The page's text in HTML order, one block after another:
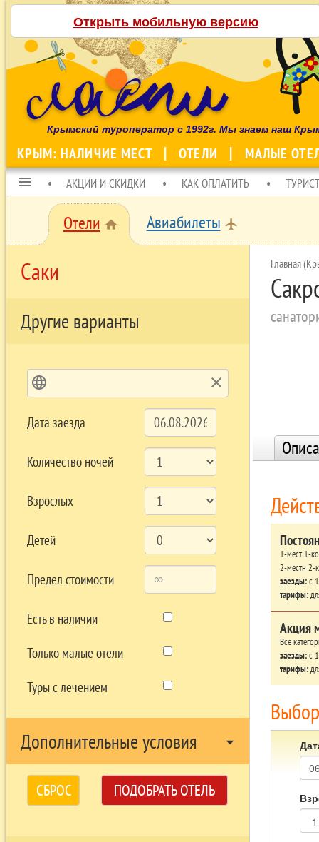
Открыть мобильную версию
Крымский туроператор с 1992г. Мы знаем наш
КРЫМ: НАЛИЧИЕ МЕСТ ОТЕЛИ МАЛЫЕ
menu АКЦИИ И СКИДКИ КАК ОПЛАТИТЬ
Отели home Авиабилеты local_airport
Саки
Другие варианты
language clear
Дата заезда
Количество ночей
Взрослых
Детей
Предел стоимости
Есть в наличии
Только малые отели
Туры с лечением
Дополнительные условия arrow_drop_down
СБРОС ПОДОБРАТЬ ОТЕЛЬ
Главная
1-мест 1-
2-местн
заезды:c
тарифы:
Акция
Все
заезды:c
тарифы: